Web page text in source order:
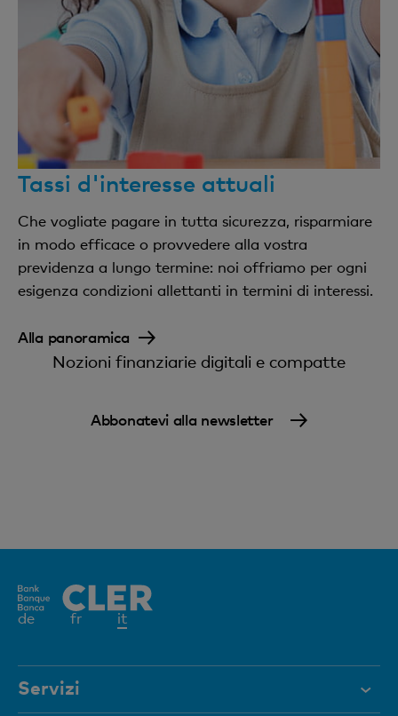
Tariffe unitarie per il traffico dei pagament
Conformemente al factsheet «Traffico dei
pagamenti»
Tassi d'interesse attuali
Che vogliate pagare in tutta sicurezza, risparmiare
in modo efficace o provvedere alla vostra
previdenza a lungo termine: noi offriamo per ogni
esigenza condizioni allettanti in termini di interessi.
Alla panoramica
Nozioni finanziarie digitali e compatte
Abbonatevi alla newsletter
de fr itElemento
Servizi